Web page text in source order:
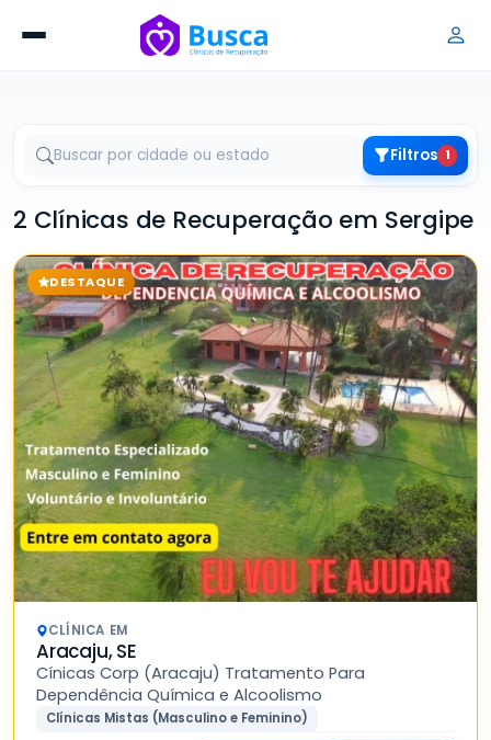
Filtros 1
2 Clínicas de Recuperação em Sergipe
DESTAQUE
CLÍNICA EM
Aracaju, SE
Cínicas Corp (Aracaju) Tratamento Para
Dependência Química e Alcoolismo
Clínicas Mistas (Masculino e Feminino)